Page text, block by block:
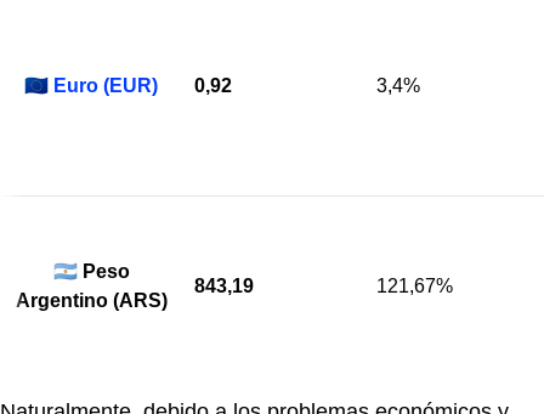
🇪🇺 Euro (EUR) 0,92 3,4%
🇦🇷 Peso
Argentino (ARS)
843,19 121,67%